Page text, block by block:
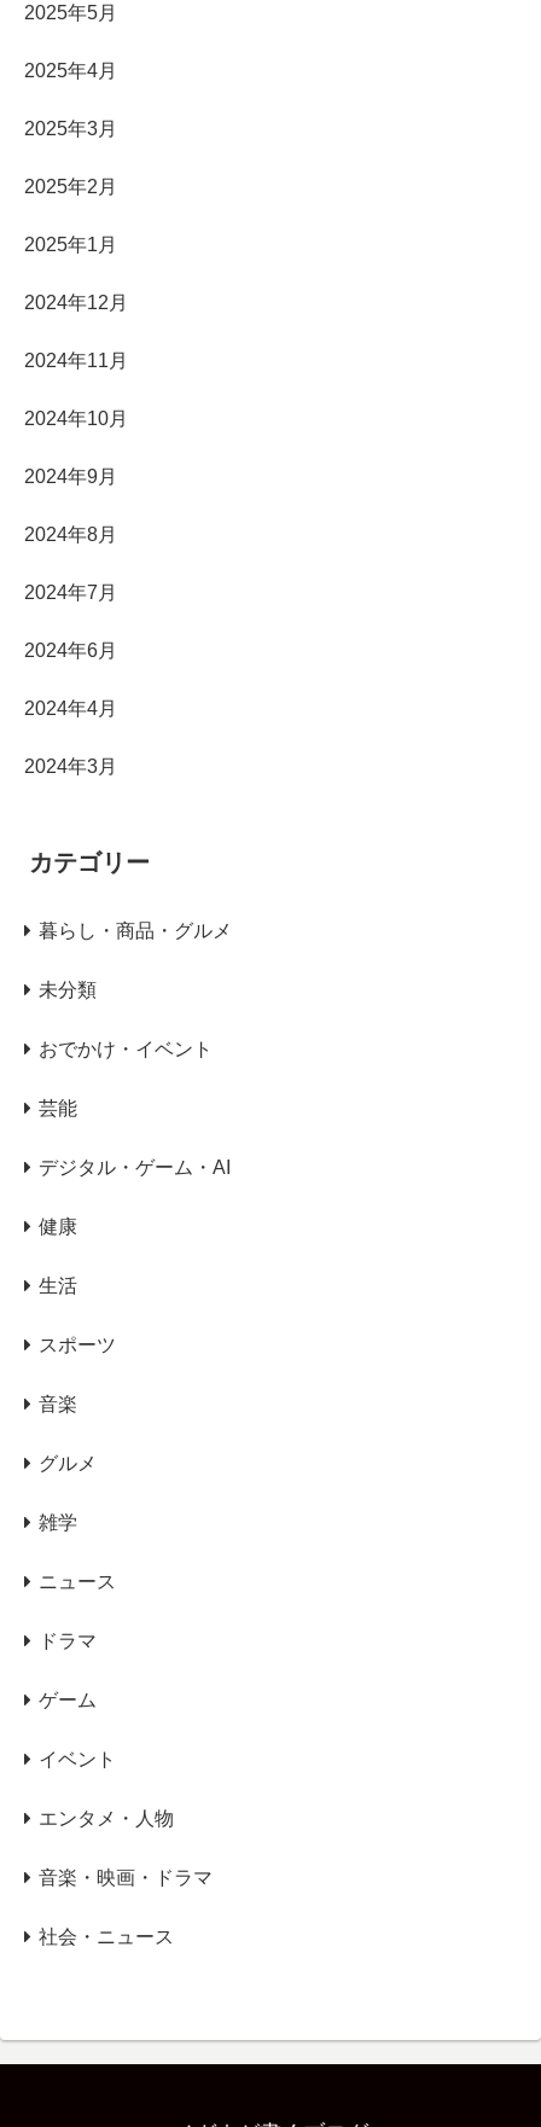
2025年5月
2025年4月
2025年3月
2025年2月
2025年1月
2024年12月
2024年11月
2024年10月
2024年9月
2024年8月
2024年7月
2024年6月
2024年4月
2024年3月
カテゴリー
暮らし・商品・グルメ
未分類
おでかけ・イベント
芸能
デジタル・ゲーム・AI
健康
生活
スポーツ
音楽
グルメ
雑学
ニュース
ドラマ
ゲーム
イベント
エンタメ・人物
音楽・映画・ドラマ
社会・ニュース